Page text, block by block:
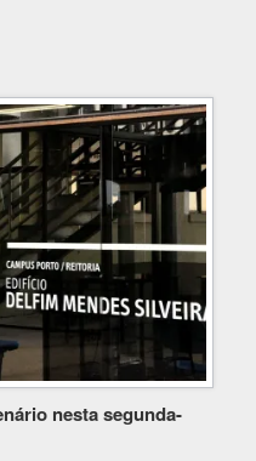
nesta segunda-